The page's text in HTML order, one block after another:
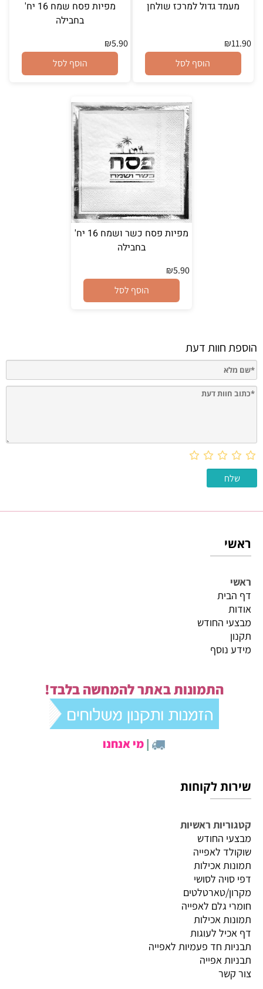
מעמד גדול למרכז שולחן
₪11.90
הוסף לסל
מפיות פסח שמח 16 יח'
בחבילה
₪5.90
הוסף לסל
מפיות פסח כשר ושמח 16 יח'
בחבילה
₪5.90
הוסף לסל
הוספת חוות דעת
ראשי
ראשי
דף הבית
אודות
מבצעי החודש
תקנון
מידע נוסף
התמונות באתר להמחשה בלבד!
|מי אנחנו
שירות לקוחות
קטגוריות ראשיות
מבצעי החודש
שוקולד לאפייה
תמונות אכילות
דפי סויה לסושי
מקרון/טארטלטים
חומרי גלם לאפייה
תמונות אכילות
דף אכיל לעוגות
תבניות חד פעמיות לאפייה
תבניות אפייה
צור קשר